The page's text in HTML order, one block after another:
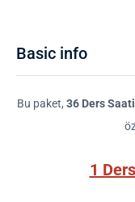
Basic info
Bu paket, 36 Ders
1